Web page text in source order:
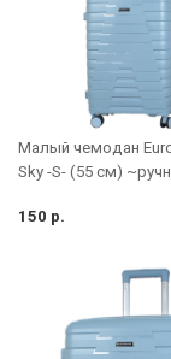
Малый чемодан
Sky -S- (55 см)
150 р.